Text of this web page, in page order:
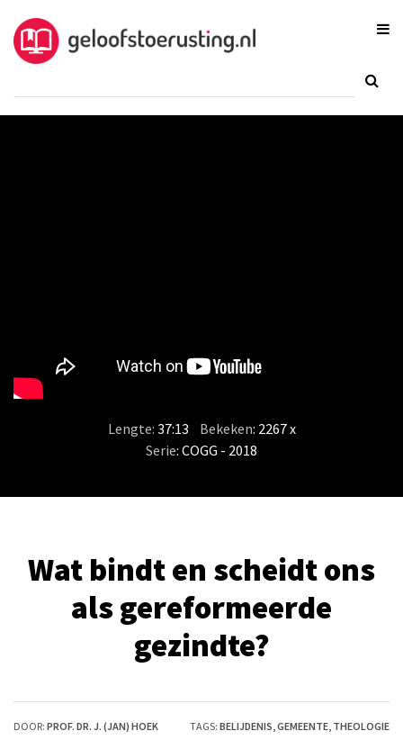
Lengte: 37:13 Bekeken: 2267 x
Serie: COGG - 2018
Wat bindt en scheidt ons
als gereformeerde
gezindte?
DOOR: PROF. DR. J. (JAN) HOEK TAGS: BELIJDENIS GEMEENTE THEOLOGIE